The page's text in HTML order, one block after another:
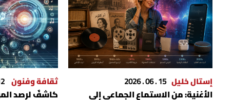
إستال خليل 15 . 06 . 2026
الأغنية: من الاستماع الجماعي إلى
ثقافة وفنون
كاشفٌ لرصد